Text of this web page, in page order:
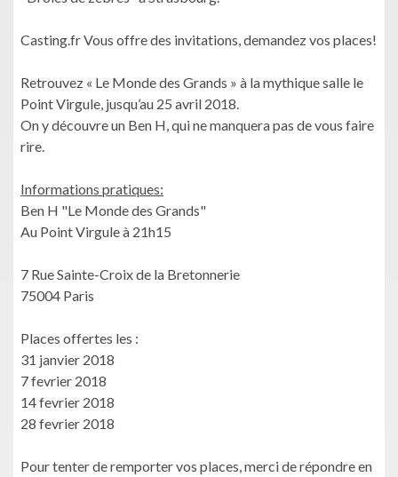
Casting.fr Vous offre des invitations, demandez vos places!
Retrouvez « Le Monde des Grands » à la mythique salle le
Point Virgule, jusqu’au 25 avril 2018.
On y découvre un Ben H, qui ne manquera pas de vous faire
rire.
Informations pratiques:
Ben H "Le Monde des Grands"
Au Point Virgule à 21h15
7 Rue Sainte-Croix de la Bretonnerie
75004 Paris
Places offertes les :
31 janvier 2018
7 fevrier 2018
14 fevrier 2018
28 fevrier 2018
Pour tenter de remporter vos places, merci de répondre en